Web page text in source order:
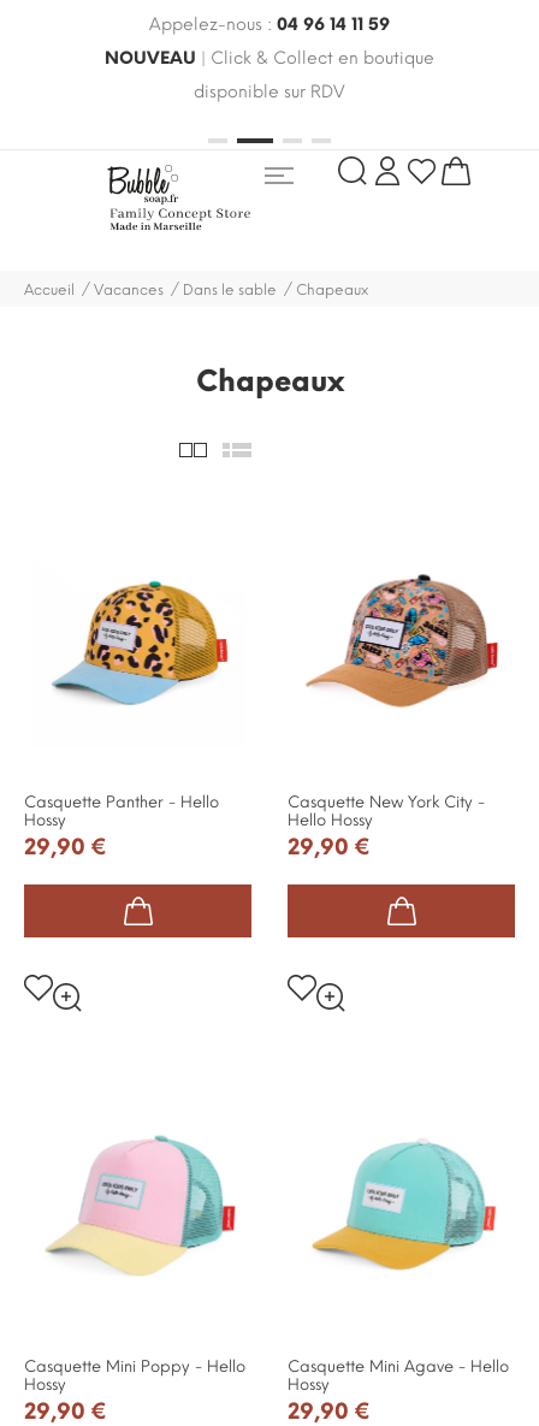
Appelez-nous : 04 96 14 11 59
NOUVEAU | Click & Collect en boutique
disponible sur RDV
Accueil Vacances Dans le sable Chapeaux
Chapeaux
Casquette Panther - Hello
Hossy
29,90 €
Casquette New York City -
Hello Hossy
29,90 €
Casquette Mini Poppy - Hello
Hossy
29,90 €
Casquette Mini Agave - Hello
Hossy
29,90 €